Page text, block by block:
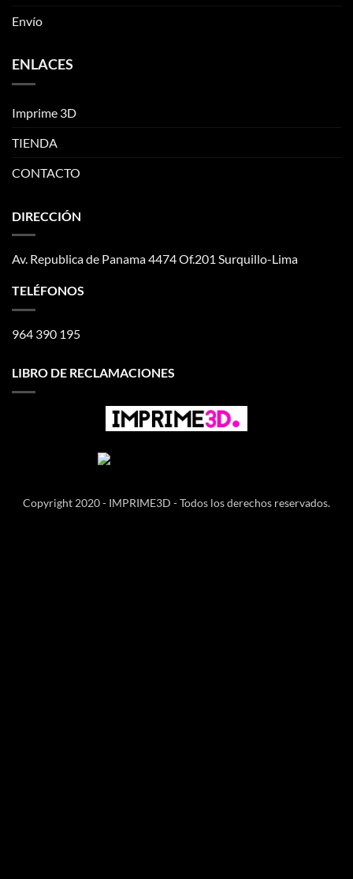
Envío
ENLACES
Imprime 3D
TIENDA
CONTACTO
DIRECCIÓN
Av. Republica de Panama 4474 Of.201 Surquillo-Lima
TELÉFONOS
964 390 195
LIBRO DE RECLAMACIONES
Copyright 2020 - IMPRIME3D - Todos los derechos reservados.